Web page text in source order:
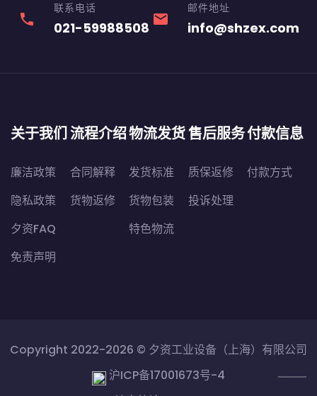
phone
联系电话
021-59988508 email
邮件地址
info@shzex.com
关于我们
廉洁政策
隐私政策
夕资FAQ
免责声明
流程介绍
合同解释
货物返修
物流发货
发货标准
货物包装
特色物流
售后服务
质保返修
投诉处理
付款信息
付款方式
Copyright 2022-2026 © 夕资工业设备（上海）有限公司
沪ICP备17001673号-4